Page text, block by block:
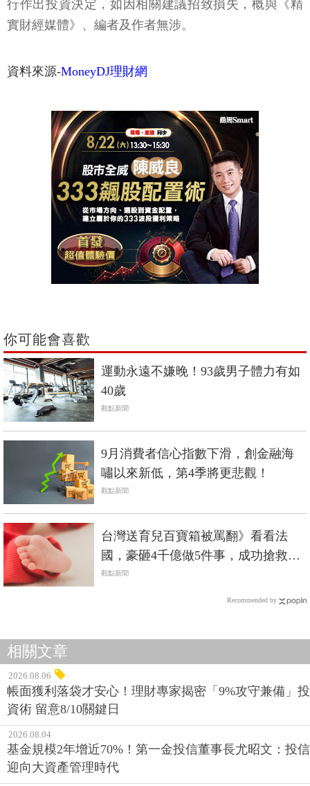
行作出投資決定，如因相關建議招致損失，概與《精
實財經媒體》、編者及作者無涉。
資料來源-MoneyDJ理財網
你可能會喜歡
運動永遠不嫌晚！93歲男子體力有如
40歲
觀點新聞
9月消費者信心指數下滑，創金融海
嘯以來新低，第4季將更悲觀！
觀點新聞
台灣送育兒百寶箱被罵翻》看看法
國，豪砸4千億做5件事，成功搶救出
生率
觀點新聞
Recommended by
相關文章
2026.08.06
帳面獲利落袋才安心！理財專家揭密「9%攻守兼備」投
資術 留意8/10關鍵日
2026.08.04
基金規模2年增近70%！第一金投信董事長尤昭文：投信
迎向大資產管理時代